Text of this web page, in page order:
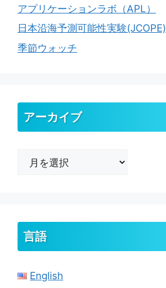
アプリケーションラボ（APL）
日本沿海予測可能性実験(JCOPE)
季節ウォッチ
アーカイブ
言語
English